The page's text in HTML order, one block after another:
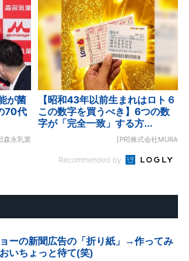
が菌
70代
森永乳業
【昭和43年以前生まれはロト６
この数字を買うべき】6つの数
字が「完全一致」する方...
[PR]株式会社MURA
Recommended by
ーの新聞広告の「折り紙」→作ってみ
いちょっと待て(笑)